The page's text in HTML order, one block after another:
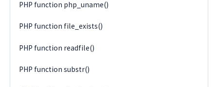
PHP function php_uname()
PHP function file_exists()
PHP function readfile()
PHP function substr()